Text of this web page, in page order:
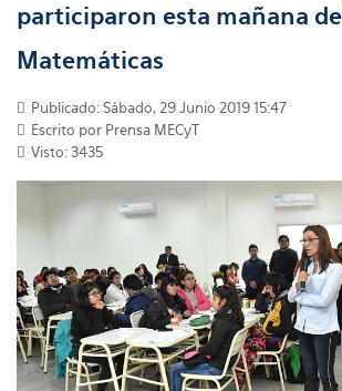
participaron esta mañana
Matemáticas
Publicado: Sábado, 29 Junio 2019 15:47
Escrito por Prensa MECyT
Visto: 3435